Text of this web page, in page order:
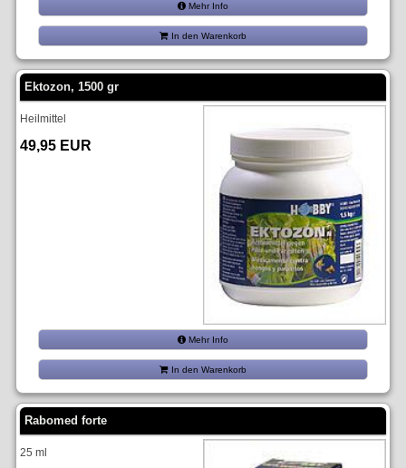
Mehr Info
In den Warenkorb
Ektozon, 1500 gr
Heilmittel
49,95 EUR
Mehr Info
In den Warenkorb
Rabomed forte
25 ml